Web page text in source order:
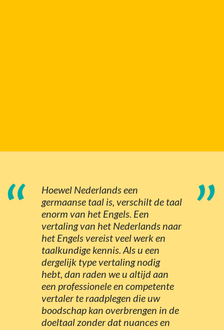
“
Hoewel Nederlands een
germaanse taal is, verschilt de taal
enorm van het Engels. Een
vertaling van het Nederlands naar
het Engels vereist veel werk en
taalkundige kennis. Als u een
dergelijk type vertaling nodig
hebt, dan raden we u altijd aan
een professionele en competente
vertaler te raadplegen die uw
boodschap kan overbrengen in de
doeltaal zonder dat nuances en
”